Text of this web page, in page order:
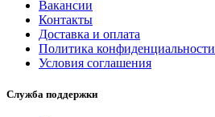
Вакансии
Контакты
Доставка и оплата
Политика конфиденциальности
Условия соглашения
Служба поддержки